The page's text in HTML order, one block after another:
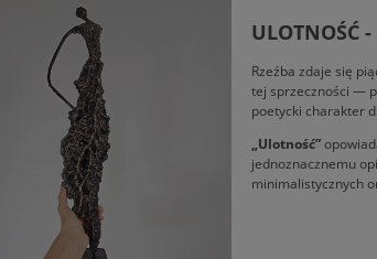
Rzeźba zdaje się
tej sprzeczności —
poetycki charakter
„Ulotność”
jednoznacznemu
minimalistycznych